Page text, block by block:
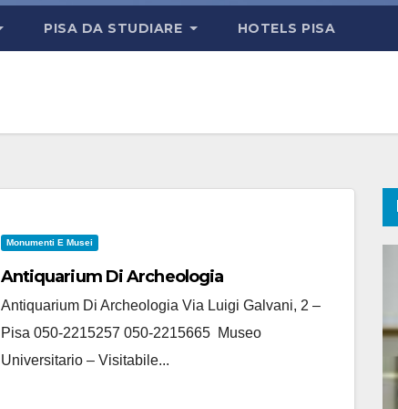
PISA DA STUDIARE HOTELS PISA
Monumenti E Musei
Antiquarium Di Archeologia
Antiquarium Di Archeologia Via Luigi Galvani, 2 –
Pisa 050-2215257 050-2215665 Museo
Universitario – Visitabile...